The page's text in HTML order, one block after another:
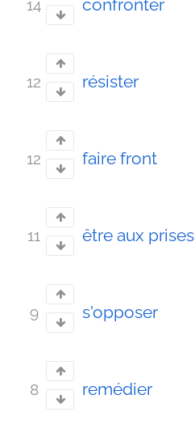
14 confronter
12 résister
12 faire front
11 être aux prises
9 s'opposer
8 remédier